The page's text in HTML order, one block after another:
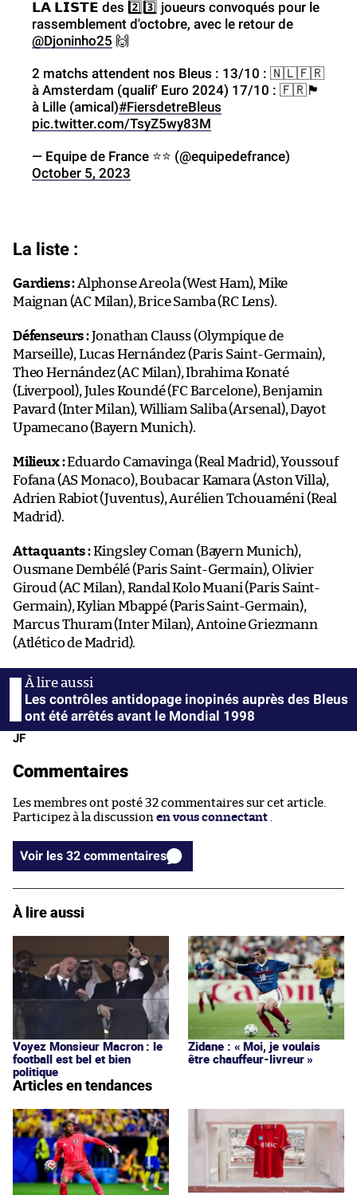
𝗟𝗔 𝗟𝗜𝗦𝗧𝗘 des 2️⃣3️⃣ joueurs convoqués pour le
rassemblement d'octobre, avec le retour de
@Djoninho25 🙌
2 matchs attendent nos Bleus : 13/10 : 🇳🇱🇫🇷
à Amsterdam (qualif' Euro 2024) 17/10 : 🇫🇷🏴󠁧󠁢󠁳󠁣󠁴󠁿
à Lille (amical)#FiersdetreBleus
pic.twitter.com/TsyZ5wy83M
— Equipe de France ⭐⭐ (@equipedefrance)
October 5, 2023
La liste :
Gardiens:Alphonse Areola (West Ham), Mike
Maignan (AC Milan), Brice Samba (RC Lens).
Défenseurs:Jonathan Clauss (Olympique de
Marseille), Lucas Hernández (Paris Saint-Germain),
Theo Hernández (AC Milan), Ibrahima Konaté
(Liverpool), Jules Koundé (FC Barcelone), Benjamin
Pavard (Inter Milan), William Saliba (Arsenal), Dayot
Upamecano (Bayern Munich).
Milieux:Eduardo Camavinga (Real Madrid), Youssouf
Fofana (AS Monaco), Boubacar Kamara (Aston Villa),
Adrien Rabiot (Juventus), Aurélien Tchouaméni (Real
Madrid).
Attaquants:Kingsley Coman (Bayern Munich),
Ousmane Dembélé (Paris Saint-Germain), Olivier
Giroud (AC Milan), Randal Kolo Muani (Paris Saint-
Germain), Kylian Mbappé (Paris Saint-Germain),
Marcus Thuram (Inter Milan), Antoine Griezmann
(Atlético de Madrid).
Les contrôles antidopage inopinés auprès des Bleus
ont été arrêtés avant le Mondial 1998
JF
Commentaires
Les membres ont posté 32 commentaires sur cet article.
Participez à la discussion en vous connectant
Voir les 32 commentaires
À lire aussi
Voyez Monsieur Macron : le
football est bel et bien
politique
Zidane : « Moi, je voulais
être chauffeur-livreur »
Articles en tendances